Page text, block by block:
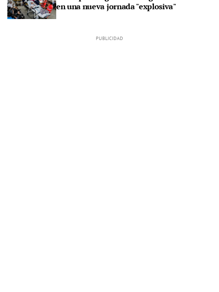
en una nueva jornada "explosiva"